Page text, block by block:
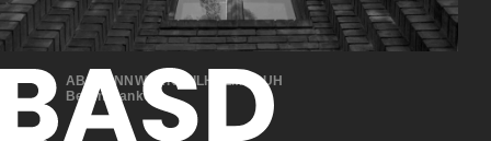
ABSPANNWERK WILHELMSRUH
Berlin-Pankow